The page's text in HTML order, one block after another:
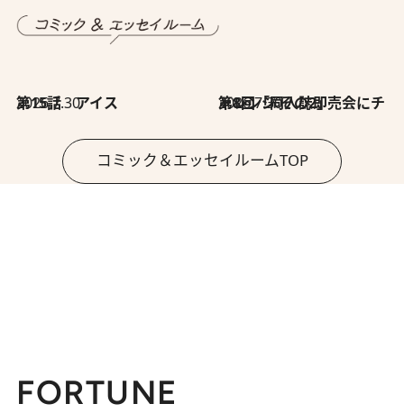
2026.7.30
第15話 アイス 2026.7.30
第8回「同人誌即売会にチャレンジ その2」
コミック＆エッセイルームTOP
FORTUNE